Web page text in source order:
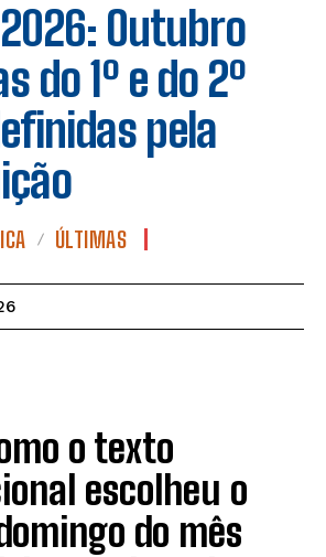
Outubro
do 1º e do 2º
pela
ÚLTIMAS
o texto
escolheu o
do mês